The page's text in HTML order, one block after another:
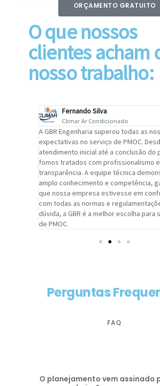
ORÇAMENTO GRATUITO
O que nossos
clientes acham
nosso trabalho:
Fernando Silva
Climar Ar Condicionado
A GBR Engenharia superou todas as
expectativas no serviço de PMOC.
atendimento inicial até a conclusão do
fomos tratados com profissionalismo e
transparência. A equipe técnica
amplo conhecimento e competência,
que nossa empresa estivesse em
com todas as normas e
dúvida, a GBR é a melhor escolha para
de PMOC.
Perguntas
FAQ
O planejamento vem assinado